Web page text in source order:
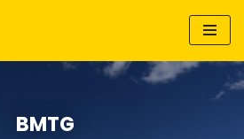
BMTG